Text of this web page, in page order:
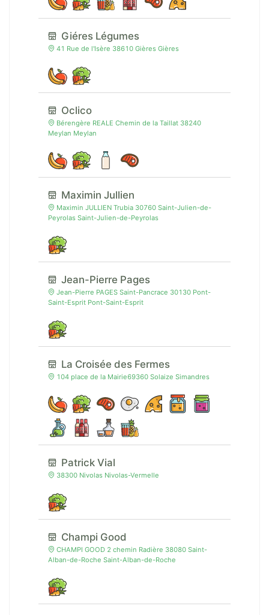
Giéres Légumes
41 Rue de l'Isère 38610 Gières Gières
Oclico
Bérengère REALE Chemin de la Taillat 38240
Meylan Meylan
Maximin Jullien
Maximin JULLIEN Trubia 30760 Saint-Julien-de-
Peyrolas Saint-Julien-de-Peyrolas
Jean-Pierre Pages
Jean-Pierre PAGES Saint-Pancrace 30130 Pont-
Saint-Esprit Pont-Saint-Esprit
La Croisée des Fermes
104 place de la Mairie69360 Solaize Simandres
Patrick Vial
38300 Nivolas Nivolas-Vermelle
Champi Good
CHAMPI GOOD 2 chemin Radière 38080 Saint-
Alban-de-Roche Saint-Alban-de-Roche